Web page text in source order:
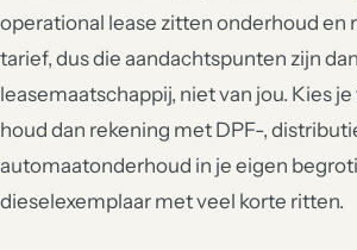
operational lease zitten onderhoud en
tarief, dus die aandachtspunten zijn
leasemaatschappij, niet van jou. Kies
houd dan rekening met DPF-,
automaatonderhoud in je eigen
dieselexemplaar met veel korte ritten.